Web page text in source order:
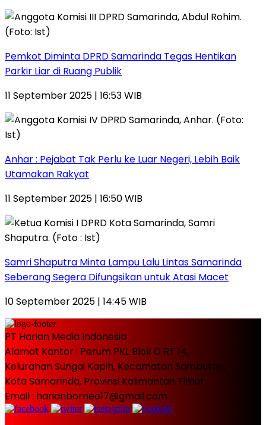
Pemkot Diminta DPRD Samarinda Tegas Hentikan
Parkir Liar di Ruang Publik
11 September 2025 | 16:53 WIB
Anhar : Pejabat Tak Perlu ke Luar Negeri, Lebih Baik
Utamakan Rakyat
11 September 2025 | 16:50 WIB
Samri Shaputra Minta Lampu Lalu Lintas Samarinda
Seberang Segera Difungsikan untuk Atasi Macet
10 September 2025 | 14:45 WIB
PT Harian Media Indonesia
Alamat Kantor : Perum PKL Blok D RT 14,
Kelurahan Sungai Kapih, Kecamatan Sambutan,
Kota Samarinda, Provinsi Kalimantan Timur
Email : harianborneo17@gmail.com